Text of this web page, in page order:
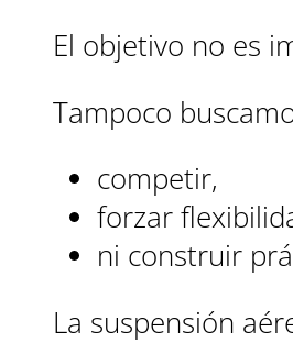
El objetivo no es
Tampoco
competir,
forzar
ni construir
La suspensión